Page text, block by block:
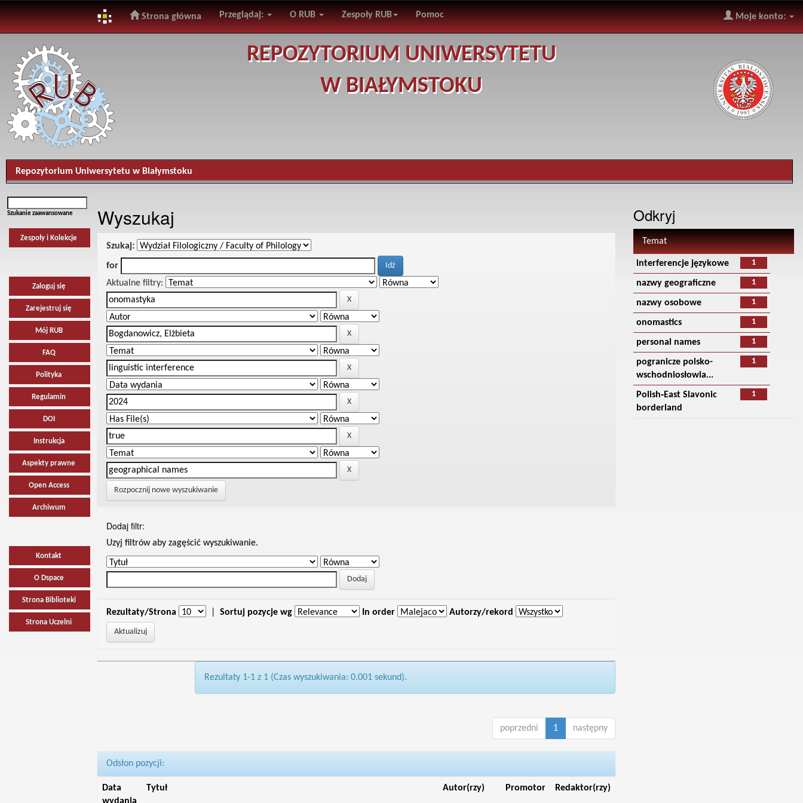
navigation
Strona główna Przeglądaj: O RUB Zespoły RUB Pomoc Moje konto:
REPOZYTORIUM UNIWERSYTETU
W BIAŁYMSTOKU
Repozytorium Uniwersytetu w Białymstoku
Szukanie zaawansowane
Zespoły i Kolekcje
Zaloguj się
Zarejestruj się
Mój RUB
FAQ
Polityka
Regulamin
DOI
Instrukcja
Aspekty prawne
Open Access
Archiwum
Kontakt
O Dspace
Strona Biblioteki
Strona Uczelni
Wyszukaj
Szukaj:
for
Aktualne filtry:
Rozpocznij nowe wyszukiwanie
Dodaj filtr:
Uzyj filtrów aby zagęścić wyszukiwanie.
Rezultaty/Strona Sortuj pozycje wg In order Autorzy/rekord
Rezultaty 1-1 z 1 (Czas wyszukiwania: 0.001 sekund).
poprzedni 1 następny
Odsłon pozycji:
Data
Tytuł Autor(rzy) Promotor Redaktor(rzy)
Odkryj
Temat
1
interferencje językowe
1
nazwy geograficzne
1
nazwy osobowe
1
onomastics
1
personal names
1
pogranicze polsko-
wschodniosłowia...
1
Polish‑East Slavonic
borderland